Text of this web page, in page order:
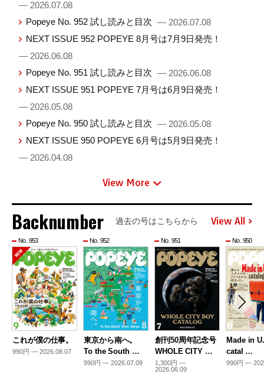
— 2026.07.08
Popeye No. 952 試し読みと目次 — 2026.07.08
NEXT ISSUE 952 POPEYE 8月号は7月9日発売！
— 2026.06.08
Popeye No. 951 試し読みと目次 — 2026.06.08
NEXT ISSUE 951 POPEYE 7月号は6月9日発売！
— 2026.05.08
Popeye No. 950 試し読みと目次 — 2026.05.08
NEXT ISSUE 950 POPEYE 6月号は5月9日発売！
— 2026.04.08
View More
Backnumber 過去の号はこちらから View All
No. 953
これが僕の仕事。
990円 — 2026.08.07
No. 952
東京から南へ。
To the South …
990円 — 2026.07.09
No. 951
創刊50周年記念号
WHOLE CITY …
1,300円 —
2026.06.09
No. 950
Made in
catal …
990円 —